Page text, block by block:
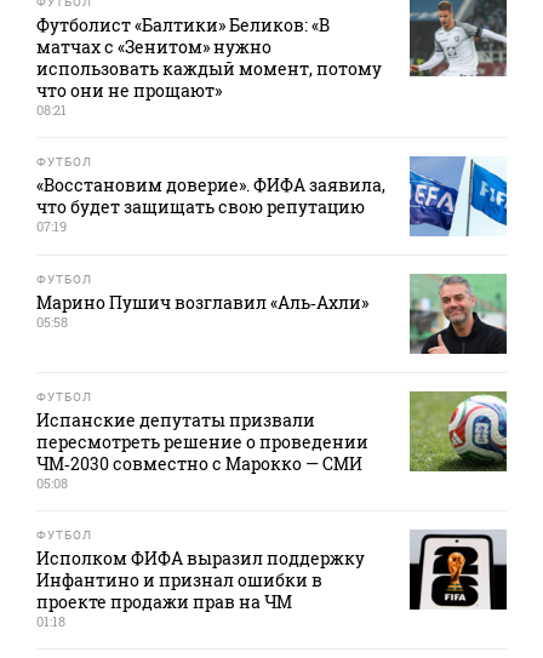
Футболист «Балтики» Беликов: «В
матчах с «Зенитом» нужно
использовать каждый момент, потому
что они не прощают»
08:21
ФУТБОЛ
«Восстановим доверие». ФИФА заявила,
что будет защищать свою репутацию
07:19
ФУТБОЛ
Марино Пушич возглавил «Аль‑Ахли»
05:58
ФУТБОЛ
Испанские депутаты призвали
пересмотреть решение о проведении
ЧМ‑2030 совместно с Марокко — СМИ
05:08
ФУТБОЛ
Исполком ФИФА выразил поддержку
Инфантино и признал ошибки в
проекте продажи прав на ЧМ
01:18